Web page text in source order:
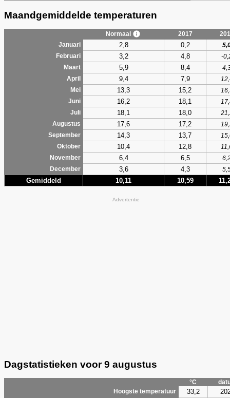
Maandgemiddelde temperaturen
Normaal 2017
Januari
2,8 0,2
Februari
3,2 4,8
-
Maart
5,9 8,4
April
9,4 7,9
Mei
13,3 15,2
Juni
16,2 18,1
Juli
18,1 18,0
Augustus
17,6 17,2
September
14,3 13,7
Oktober
10,4 12,8
November
6,4 6,5
December
3,6 4,3
Gemiddeld 10,11 10,59
Advertentie
Dagstatistieken voor 9 augustus
°C
Hoogste temperatuur
33,2